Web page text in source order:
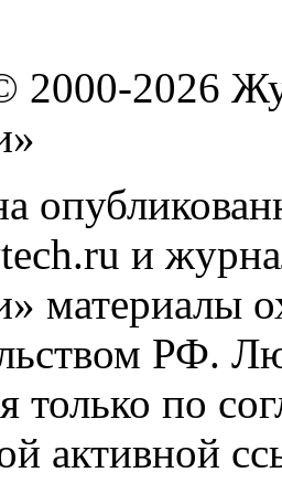
2000-2026
и
материалы
РФ.
только по
активной